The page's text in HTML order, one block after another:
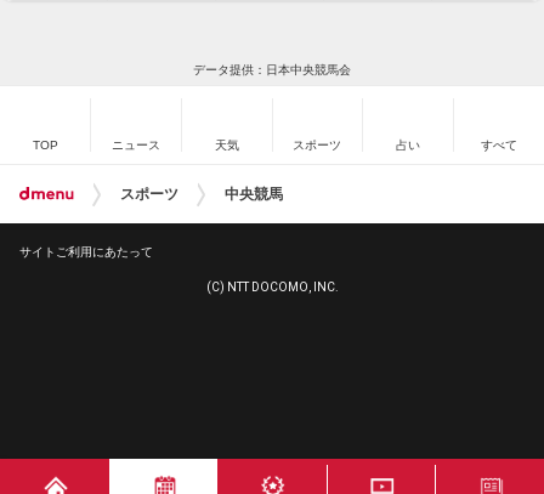
データ提供：日本中央競馬会
TOP ニュース 天気 スポーツ 占い すべて
スポーツ 中央競馬
サイトご利用にあたって
(C) NTT DOCOMO, INC.